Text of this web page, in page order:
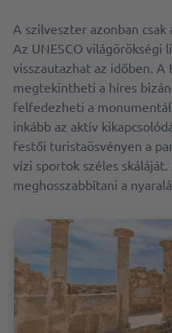
A szilveszter azonban csak
Az UNESCO világörökségi
visszautazhat az időben. A
megtekintheti a híres
felfedezheti a
inkább az aktív
festői turistaösvényen a
vízi sportok széles
meghosszabbítani a